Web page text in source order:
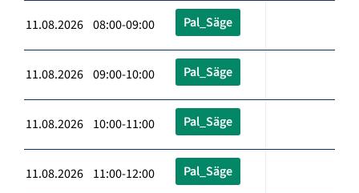
11.08.2026 08:00-09:00 Pal_Säge
11.08.2026 09:00-10:00 Pal_Säge
11.08.2026 10:00-11:00 Pal_Säge
11.08.2026 11:00-12:00 Pal_Säge